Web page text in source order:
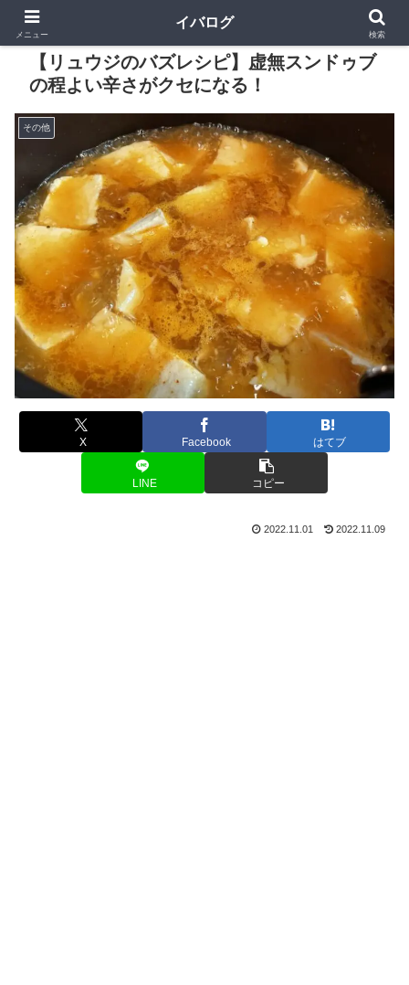
【リュウジのバズレシピ】虚無スンドゥブ
の程よい辛さがクセになる！
その他
X Facebook はてブ
LINE コピー
2022.11.01 2022.11.09
メニュー
イバログ
検索